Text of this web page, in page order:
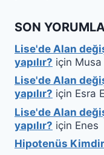
SON
Lise'de Alan
yapılır? için Musa
Lise'de Alan
yapılır? için Esra
Lise'de Alan
yapılır? için Enes
Hipotenüs